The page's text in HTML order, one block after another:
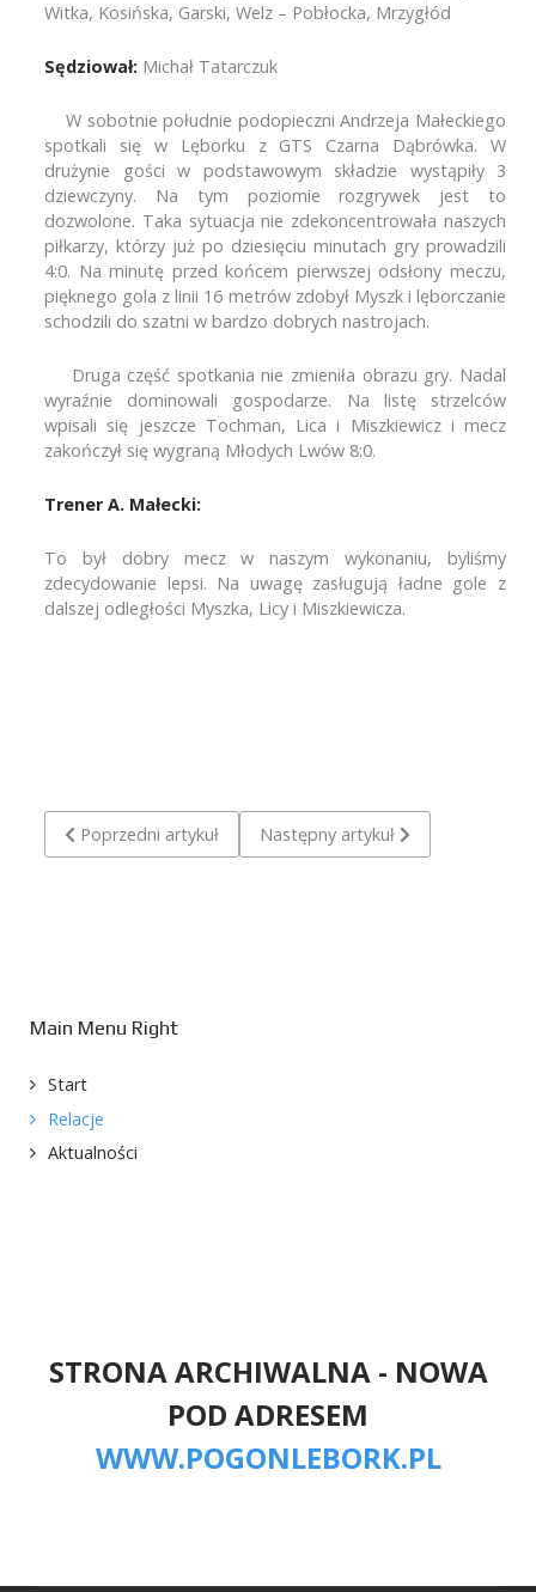
Witka, Kosińska, Garski, Welz – Pobłocka, Mrzygłód
Sędziował: Michał Tatarczuk
W sobotnie południe podopieczni Andrzeja Małeckiego
spotkali się w Lęborku z GTS Czarna Dąbrówka. W
drużynie gości w podstawowym składzie wystąpiły 3
dziewczyny. Na tym poziomie rozgrywek jest to
dozwolone. Taka sytuacja nie zdekoncentrowała naszych
piłkarzy, którzy już po dziesięciu minutach gry prowadzili
4:0. Na minutę przed końcem pierwszej odsłony meczu,
pięknego gola z linii 16 metrów zdobył Myszk i lęborczanie
schodzili do szatni w bardzo dobrych nastrojach.
Druga część spotkania nie zmieniła obrazu gry. Nadal
wyraźnie dominowali gospodarze. Na listę strzelców
wpisali się jeszcze Tochman, Lica i Miszkiewicz i mecz
zakończył się wygraną Młodych Lwów 8:0.
Trener A. Małecki:
To był dobry mecz w naszym wykonaniu, byliśmy
zdecydowanie lepsi. Na uwagę zasługują ładne gole z
dalszej odległości Myszka, Licy i Miszkiewicza.
Poprzedni artykuł: Olimp Dębnica Kaszubska - Pogoń/
Poprzedni artykuł Następny artykuł: Pogoń/Trójka
Następny artykuł
Main Menu Right
Start
Relacje
Aktualności
STRONA ARCHIWALNA - NOWA
POD ADRESEM
WWW.POGONLEBORK.PL